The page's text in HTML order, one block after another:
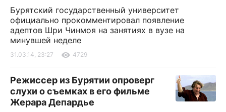
Бурятский государственный университет
официально прокомментировал появление
адептов Шри Чинмоя на занятиях в вузе на
минувшей неделе
31.03.14, 23:27 4729
Режиссер из Бурятии опроверг
слухи о съемках в его фильме
Жерара Депардье